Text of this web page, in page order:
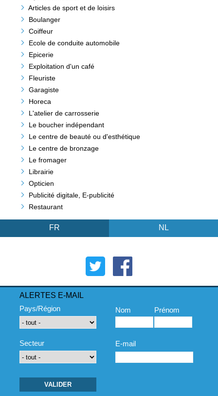
Articles de sport et de loisirs
Boulanger
Coiffeur
Ecole de conduite automobile
Epicerie
Exploitation d'un café
Fleuriste
Garagiste
Horeca
L'atelier de carrosserie
Le boucher indépendant
Le centre de beauté ou d'esthétique
Le centre de bronzage
Le fromager
Librairie
Opticien
Publicité digitale, E-publicité
Restaurant
FR NL
ALERTES E-MAIL
Pays/Région
Secteur
Nom Prénom
E-mail